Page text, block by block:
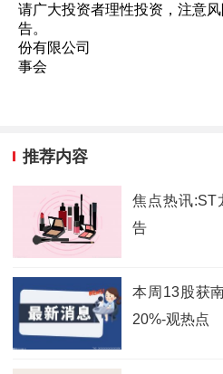
请广大投资者理性投资，注意
告。 山东
份有限
事会
推荐内容
焦点热讯:ST
告
本周13股获
20%-观热点